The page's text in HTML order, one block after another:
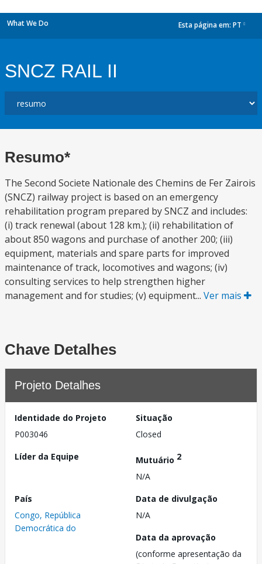
What We Do Esta página em: PT
SNCZ RAIL II
Resumo*
The Second Societe Nationale des Chemins de Fer Zairois
(SNCZ) railway project is based on an emergency
rehabilitation program prepared by SNCZ and includes:
(i) track renewal (about 128 km.); (ii) rehabilitation of
about 850 wagons and purchase of another 200; (iii)
equipment, materials and spare parts for improved
maintenance of track, locomotives and wagons; (iv)
consulting services to help strengthen higher
management and for studies; (v) equipment... Ver mais
Chave Detalhes
Projeto Detalhes
Identidade do Projeto
P003046
Situação
Closed
Líder da Equipe
Mutuário 2
N/A
País
Congo, República
Democrática do
Data de divulgação
N/A
Data da aprovação
(conforme apresentação da